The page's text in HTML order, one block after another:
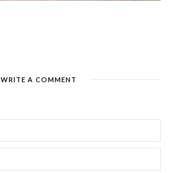
WRITE A COMMENT